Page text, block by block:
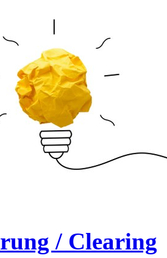
/ Clearing